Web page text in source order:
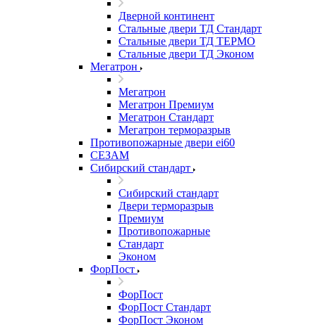
Дверной континент
Стальные двери ТД Стандарт
Стальные двери ТД ТЕРМО
Стальные двери ТД Эконом
Мегатрон
Мегатрон
Мегатрон Премиум
Мегатрон Стандарт
Мегатрон терморазрыв
Противопожарные двери ei60
СЕЗАМ
Сибирский стандарт
Сибирский стандарт
Двери терморазрыв
Премиум
Противопожарные
Стандарт
Эконом
ФорПост
ФорПост
ФорПост Стандарт
ФорПост Эконом